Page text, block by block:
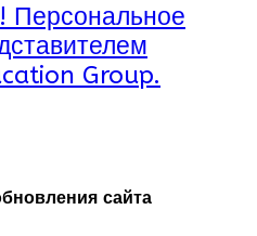
Персональное
Group.
сайта